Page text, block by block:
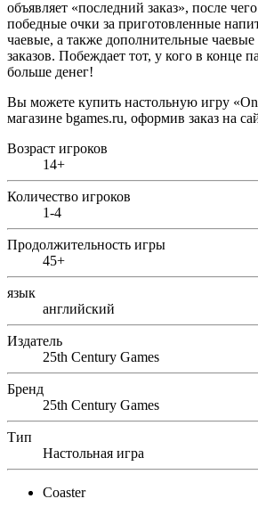
объявляет «последний заказ», после
победные очки за приготовленные
чаевые, а также дополнительные
заказов. Побеждает тот, у кого в конце
больше денег!
Вы можете купить настольную игру
магазине bgames.ru, оформив заказ на
Возраст игроков
14+
Количество игроков
1-4
Продолжительность игры
45+
язык
английский
Издатель
25th Century Games
Бренд
25th Century Games
Тип
Настольная игра
Coaster